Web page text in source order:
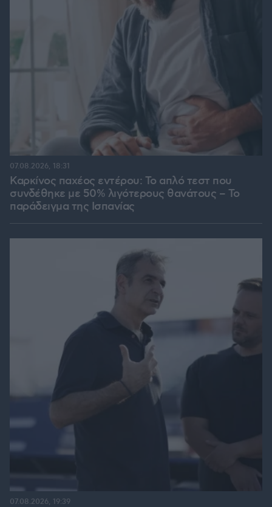
Καρκίνος παχέος εντέρου: Το απλό τεστ που
συνδέθηκε με 50% λιγότερους θανάτους – Το
παράδειγμα της Ισπανίας
07.08.2026, 18:31
07.08.2026, 19:39